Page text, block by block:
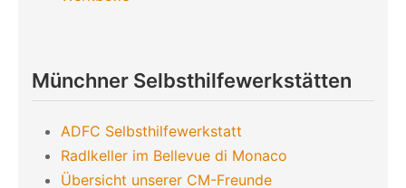
Münchner Selbsthilfewerkstätten
ADFC Selbsthilfewerkstatt
Radlkeller im Bellevue di Monaco
Übersicht unserer CM-Freunde